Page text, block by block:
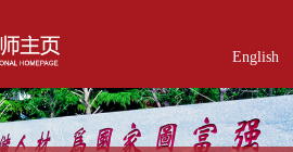
English